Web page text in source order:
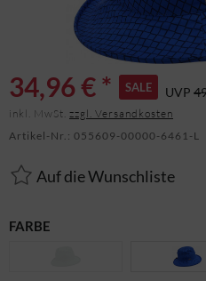
34,96 € * SALE UVP
inkl. MwSt. zzgl. Versandkosten
Artikel-Nr.: 055609-00000-6461-L
Auf die Wunschliste
FARBE